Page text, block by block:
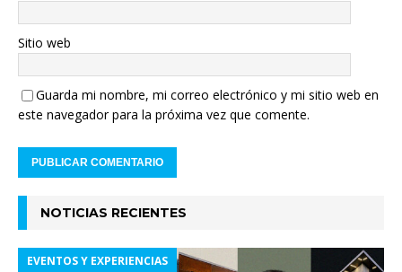
Sitio web
Guarda mi nombre, mi correo electrónico y mi sitio web en
este navegador para la próxima vez que comente.
NOTICIAS RECIENTES
EVENTOS Y EXPERIENCIAS